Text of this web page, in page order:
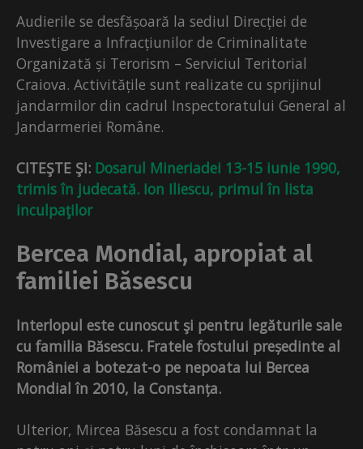
Audierile se desfășoară la sediul Direcției de
Investigare a Infracțiunilor de Criminalitate
Organizată și Terorism – Serviciul Teritorial
Craiova. Activitățile sunt realizate cu sprijinul
jandarmilor din cadrul Inspectoratului General al
Jandarmeriei Române.
CITEŞTE ŞI: Dosarul Mineriadei 13-15 iunie 1990,
trimis în judecată. Ion Iliescu, primul în lista
inculpaţilor
Bercea Mondial, apropiat al
familiei Băsescu
Interlopul este cunoscut şi pentru legăturile sale
cu familia Băsescu. Fratele fostului președinte al
României a botezat-o pe nepoata lui Bercea
Mondial în 2010, la Constanța.
Ulterior, Mircea Băsescu a fost condamnat la